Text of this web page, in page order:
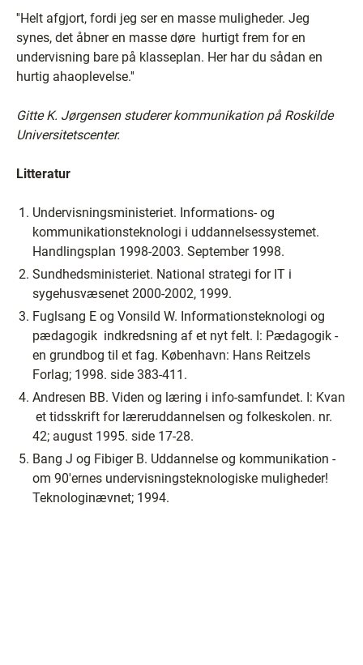
''Helt afgjort, fordi jeg ser en masse muligheder. Jeg
synes, det åbner en masse døre ­ hurtigt frem for en
undervisning bare på klasseplan. Her har du sådan en
hurtig ahaoplevelse.''
Gitte K. Jørgensen studerer kommunikation på Roskilde
Universitetscenter.
Litteratur
Undervisningsministeriet. Informations- og
kommunikationsteknologi i uddannelsessystemet.
Handlingsplan 1998-2003. September 1998.
Sundhedsministeriet. National strategi for IT i
sygehusvæsenet 2000-2002, 1999.
Fuglsang E og Vonsild W. Informationsteknologi og
pædagogik ­ indkredsning af et nyt felt. I: Pædagogik ­
en grundbog til et fag. København: Hans Reitzels
Forlag; 1998. side 383-411.
Andresen BB. Viden og læring i info-samfundet. I: Kvan
­ et tidsskrift for læreruddannelsen og folkeskolen. nr.
42; august 1995. side 17-28.
Bang J og Fibiger B. Uddannelse og kommunikation ­
om 90'ernes undervisningsteknologiske muligheder!
Teknologinævnet; 1994.